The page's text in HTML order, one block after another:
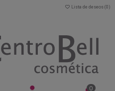
Lista de deseos (0 )
0